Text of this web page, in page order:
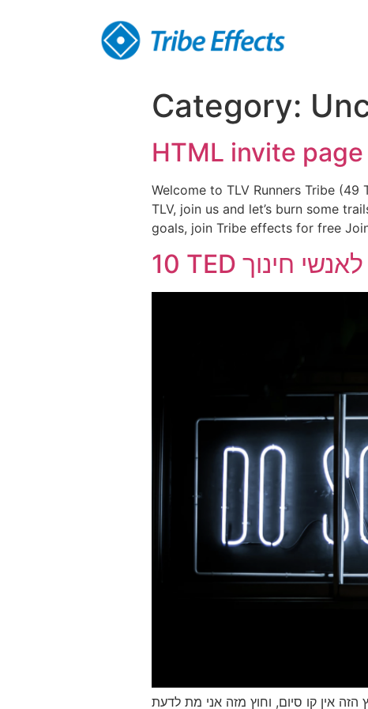
Category:
HTML invite page
Welcome to TLV Runners Tribe
TLV, join us and let’s burn some
goals, join Tribe effects for free
10 TED לאנשי חינוך
אין קו סיום, וחוץ מזה אני מת לדעת